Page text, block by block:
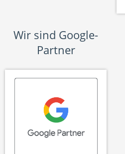
Wir sind Google-
Partner